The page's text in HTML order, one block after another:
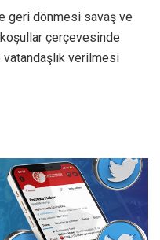
geri dönmesi savaş ve
çerçevesinde
verilmesi